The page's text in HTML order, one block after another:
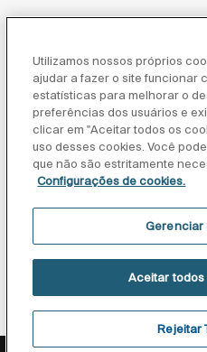
Atendimento ao
Sobre nós
Inspiração
Utilizamos nossos próprios
ajudar a fazer o site funcionar
estatísticas para melhorar o
preferências dos usuários e
clicar em "Aceitar todos os
uso desses cookies. Você
que não são estritamente
Configurações de cookies.
Gerenciar
Rejeitar
Aceitar